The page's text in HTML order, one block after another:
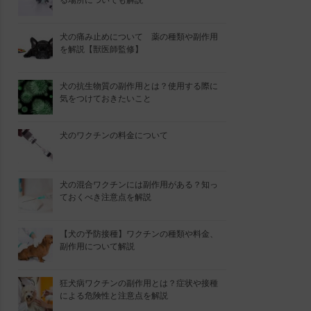
犬の痛み止めについて 薬の種類や副作用
を解説【獣医師監修】
犬の抗生物質の副作用とは？使用する際に
気をつけておきたいこと
犬のワクチンの料金について
犬の混合ワクチンには副作用がある？知っ
ておくべき注意点を解説
【犬の予防接種】ワクチンの種類や料金、
副作用について解説
狂犬病ワクチンの副作用とは？症状や接種
による危険性と注意点を解説